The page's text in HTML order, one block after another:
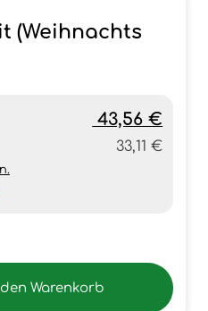
(Weihnachts
43,56 €
33,11 €